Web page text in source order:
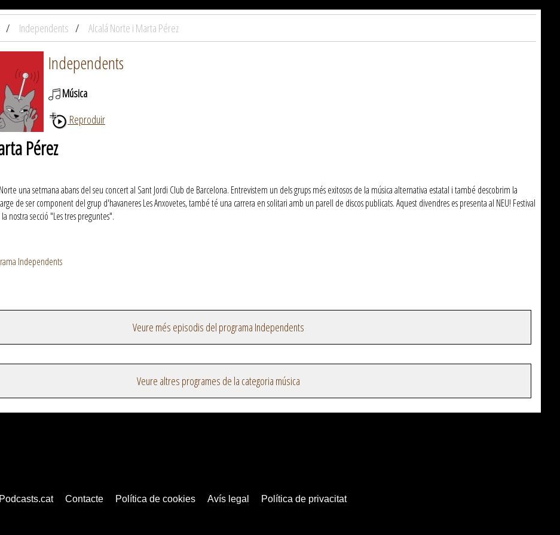
Independents Alcalá Norte i Marta Pérez
Independents
Música
Reproduir
Pérez
una setmana abans del seu concert al Sant Jordi Club de Barcelona. Entrevistem un dels grups més exitosos de la música alternativa estatal i també descobrim la
de ser component del grup d'havaneres Les Anxovetes, també té una carrera en solitari amb un parell de discos publicats. Aquest divendres es presenta al NEU! Festival
nostra secció "Les tres preguntes".
Independents
Veure més episodis del programa Independents
Veure altres programes de la categoria música
Contacte Política de cookies Avís legal Política de privacitat